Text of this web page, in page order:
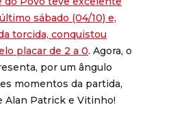
sábado (04/10) e,
torcida, conquistou
placar de 2 a 0. Agora, o
por um ângulo
momentos da partida,
Alan Patrick e Vitinho!